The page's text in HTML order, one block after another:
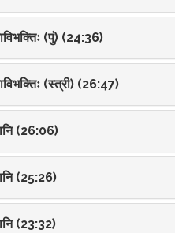
(पुं) (24:36)
(स्त्री) (26:47)
(26:06)
(25:26)
(23:32)